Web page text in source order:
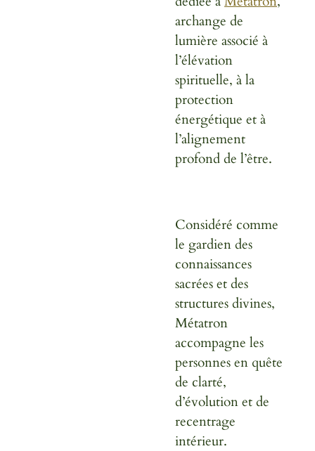
archange de
lumière associé à
l’élévation
spirituelle, à la
protection
énergétique et à
l’alignement
profond de l’être.
Considéré comme
le gardien des
connaissances
sacrées et des
structures divines,
Métatron
accompagne les
personnes en quête
de clarté,
d’évolution et de
recentrage
intérieur.